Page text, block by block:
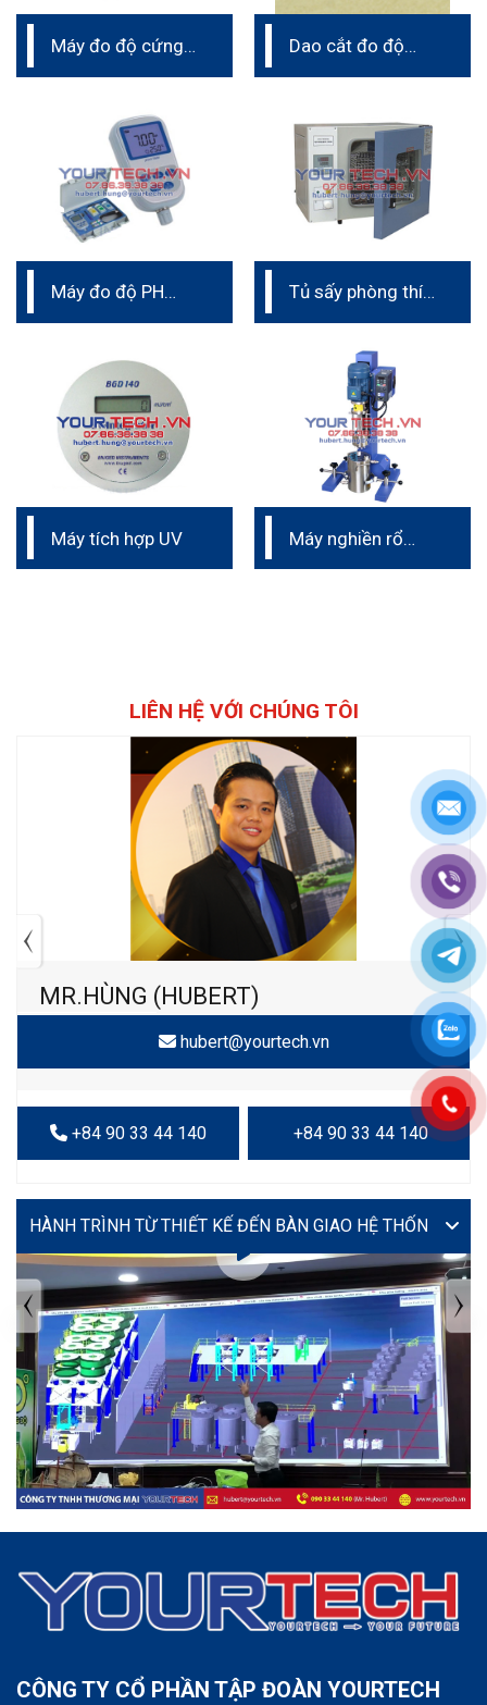
Máy đo độ cứng
Dao cắt đo độ
Máy đo độ PH
Tủ sấy phòng thí
Máy tích hợp UV
Máy nghiền rổ
LIÊN HỆ VỚI CHÚNG TÔI
MR.HÙNG (HUBERT)
hubert@yourtech.vn
+84 90 33 44 140 +84 90 33 44 140
VIDEO
TIN TỨC MỚI NHẤT
Tuyển dụng: Nhân viên KẾ TOÁN
CÔNG TY CỔ PHẦN TẬP ĐOÀN YOURTECH